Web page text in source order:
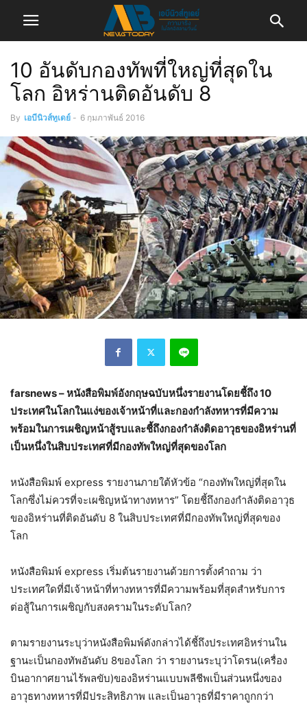
10 อันดับกองทัพที่ใหญ่ที่สุดใน
โลก อิหร่านติดอันดับ 8
By เอบีนิวส์ทูเดย์ - 6 กุมภาพันธ์ 2016
farsnews – หนังสือพิมพ์อังกฤษฉบับหนึ่งรายงานโดยชี้ถึง 10
ประเทศในโลกในแง่ของเจ้าหน้าที่และกองกำลังทหารที่มีความ
พร้อมในการเผชิญหน้าสู้รบและชี้ถึงกองกำลังติดอาวุธของอิหร่านที่
เป็นหนึ่งในสิบประเทศที่มีกองทัพใหญ่ที่สุดของโลก
หนังสือพิมพ์ express รายงานภายใต้หัวข้อ “กองทัพใหญ่ที่สุดใน
โลกซึ่งไม่ควรที่จะเผชิญหน้าทางทหาร” โดยชี้ถึงกองกำลังติดอาวุธ
ของอิหร่านที่ติดอันดับ 8 ในสิบประเทศที่มีกองทัพใหญ่ที่สุดของ
โลก
หนังสือพิมพ์ express เริ่มต้นรายงานด้วยการตั้งคำถาม ว่า
ประเทศใดที่มีเจ้าหน้าที่ทางทหารที่มีความพร้อมที่สุดสำหรับการ
ต่อสู้ในการเผชิญกับสงครามในระดับโลก?
ตามรายงานระบุว่าหนังสือพิมพ์ดังกล่าวได้ชี้ถึงประเทศอิหร่านใน
ฐานะเป็นกองทัพอันดับ 8ของโลก ว่า รายงานระบุว่าโดรน(เครื่อง
บินอากาศยานไร้พลขับ)ของอิหร่านแบบพลีชีพเป็นส่วนหนึ่งของ
อาวุธทางทหารที่มีประสิทธิภาพ และเป็นอาวุธที่มีราคาถูกกว่า